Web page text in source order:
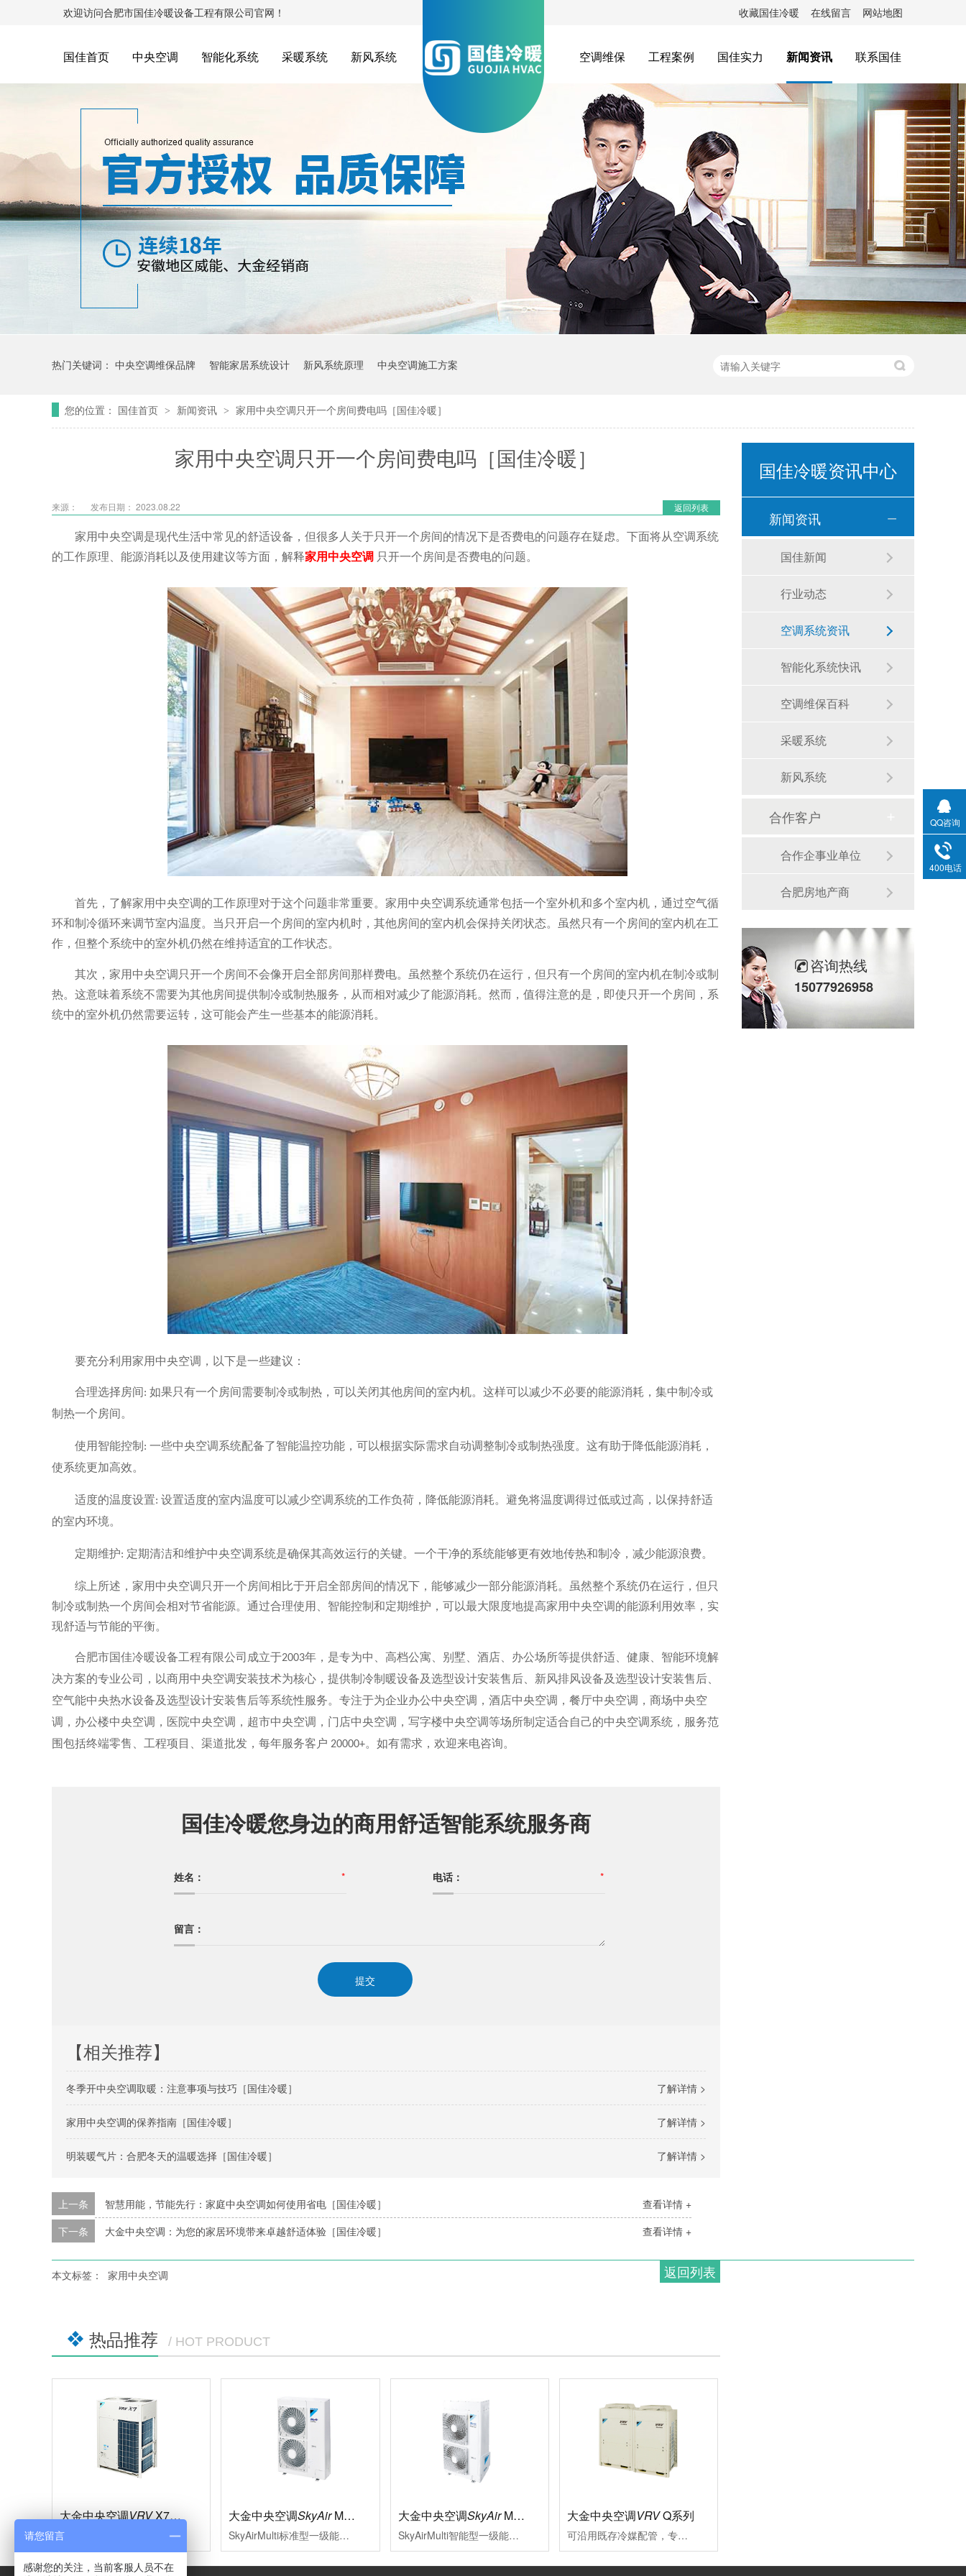
收藏国佳冷暖 在线留言 网站地图
欢迎访问合肥市国佳冷暖设备工程有限公司官网！
国佳首页 中央空调 智能化系统 采暖系统 新风系统 空调维保 工程案例 国佳实力 新闻资讯 联系国佳
热门关键词： 中央空调维保品牌 智能家居系统设计 新风系统原理 中央空调施工方案
您的位置： 国佳首页 > 新闻资讯 > 家用中央空调只开一个房间费电吗［国佳冷暖］
家用中央空调只开一个房间费电吗［国佳冷暖］
返回列表
来源： 发布日期： 2023.08.22
家用中央空调是现代生活中常见的舒适设备，但很多人关于只开一个房间的情况下是否费电的问题存在疑虑。下面将从空调系统
的工作原理、能源消耗以及使用建议等方面，解释家用中央空调 只开一个房间是否费电的问题。
首先，了解家用中央空调的工作原理对于这个问题非常重要。家用中央空调系统通常包括一个室外机和多个室内机，通过空气循
环和制冷循环来调节室内温度。当只开启一个房间的室内机时，其他房间的室内机会保持关闭状态。虽然只有一个房间的室内机在工
作，但整个系统中的室外机仍然在维持适宜的工作状态。
其次，家用中央空调只开一个房间不会像开启全部房间那样费电。虽然整个系统仍在运行，但只有一个房间的室内机在制冷或制
热。这意味着系统不需要为其他房间提供制冷或制热服务，从而相对减少了能源消耗。然而，值得注意的是，即使只开一个房间，系
统中的室外机仍然需要运转，这可能会产生一些基本的能源消耗。
要充分利用家用中央空调，以下是一些建议：
合理选择房间 : 如果只有一个房间需要制冷或制热，可以关闭其他房间的室内机。这样可以减少不必要的能源消耗，集中制冷或
制热一个房间。
使用智能控制 : 一些中央空调系统配备了智能温控功能，可以根据实际需求自动调整制冷或制热强度。这有助于降低能源消耗，
使系统更加高效。
适度的温度设置: 设置适度的室内温度可以减少空调系统的工作负荷，降低能源消耗。避免将温度调得过低或过高，以保持舒适
的室内环境。
定期维护: 定期清洁和维护中央空调系统是确保其高效运行的关键。一个干净的系统能够更有效地传热和制冷，减少能源浪费。
综上所述，家用中央空调只开一个房间相比于开启全部房间的情况下，能够减少一部分能源消耗。虽然整个系统仍在运行，但只
制冷或制热一个房间会相对节省能源。通过合理使用、智能控制和定期维护，可以最大限度地提高家用中央空调的能源利用效率，实
现舒适与节能的平衡。
合肥市国佳冷暖设备工程有限公司成立于2003年，是专为中、高档公寓、别墅、酒店、办公场所等提供舒适、健康、智能环境解
决方案的专业公司，以商用中央空调安装技术为核心，提供制冷制暖设备及选型设计安装售后、新风排风设备及选型设计安装售后、
空气能中央热水设备及选型设计安装售后等系统性服务。专注于为企业办公中央空调，酒店中央空调，餐厅中央空调，商场中央空
调，办公楼中央空调，医院中央空调，超市中央空调，门店中央空调，写字楼中央空调等场所制定适合自己的中央空调系统，服务范
围包括终端零售、工程项目、渠道批发，每年服务客户 20000+。如有需求，欢迎来电咨询。
国佳冷暖您身边的商用舒适智能系统服务商
姓名： * 电话： *
留言：
【相关推荐】
了解详情 >
冬季开中央空调取暖：注意事项与技巧［国佳冷暖］
了解详情 >
家用中央空调的保养指南［国佳冷暖］
了解详情 >
明装暖气片：合肥冬天的温暖选择［国佳冷暖］
查看详情 +
上一条
智慧用能，节能先行：家庭中央空调如何使用省电［国佳冷暖］
查看详情 +
下一条 大金中央空调：为您的家居环境带来卓越舒适体验［国佳冷暖］
返回列表
本文标签： 家用中央空调
热品推荐 / HOT PRODUCT
大金中央空调VRVX7系列
多联式中央空调的革新，现代大型楼宇的必然选择充分满足现代楼宇对于中央空调系统的需求，系统运转效率进一步的提升空调的舒适性、节能型、设计安装的便利性、系统运转的可靠性等多项性能均达到业内赢领水平
大金中央空调SkyAirMulti标准型
SkyAirMulti标准型一级能效新冷媒变频多联式空调系统大金将变频多联技术适合用于中小型商业空间的特质融于SkyAirMulti系列中，能够贴合各类装修风格其室外机高集成，小巧化、化整为零的特点，更为外墙预留了更多充分表达建筑设计美感与品位的空间
大金中央空调SkyAirMulti智能型
SkyAirMulti智能型一级能效变频多联空调系统性能可靠、外形美观的SkyAirMulti系列空调，一直以来是各类中小型商业空间的智慧之选SkyAirMulti系列空调全面升级，用户在体验大金空调营造的舒适空气环境的同时，更因其智能便捷的控制，完善的服务及赢领的节能效果而获益良多
大金中央空调VRVQ系列
可沿用既存冷媒配管，专注应对大楼空调改造施工周期长、投资成本高、内装修补流程繁琐一直是大楼空调改造过程中面临的难题VRV更新用Q系列能快捷对应各类改造项目的中央空调系统
国佳冷暖资讯中心
新闻资讯
国佳新闻
行业动态
空调系统资讯
智能化系统快讯
空调维保百科
采暖系统
新风系统
合作客户
合作企事业单位
合肥房地产商
咨询热线
15077926958
QQ咨询
400电话
请您留言
感谢您的关注，当前客服人员不在